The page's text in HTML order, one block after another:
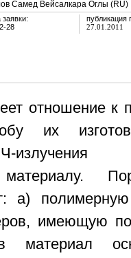
Самед Вейсалкара Оглы (RU)
заявки:
28
публикация
27.01.2011
отношение к
их
материалу.
а)
имеющую